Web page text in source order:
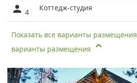
4 Коттедж-студия
Показать все варианты размещения
варианты размещения